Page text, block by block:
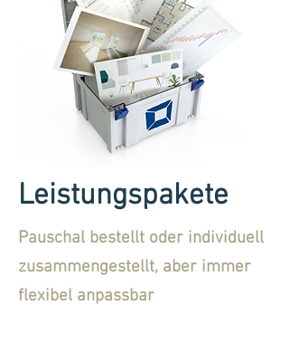
Leistungspakete
Pauschal bestellt oder individuell
zusammengestellt, aber immer
flexibel anpassbar